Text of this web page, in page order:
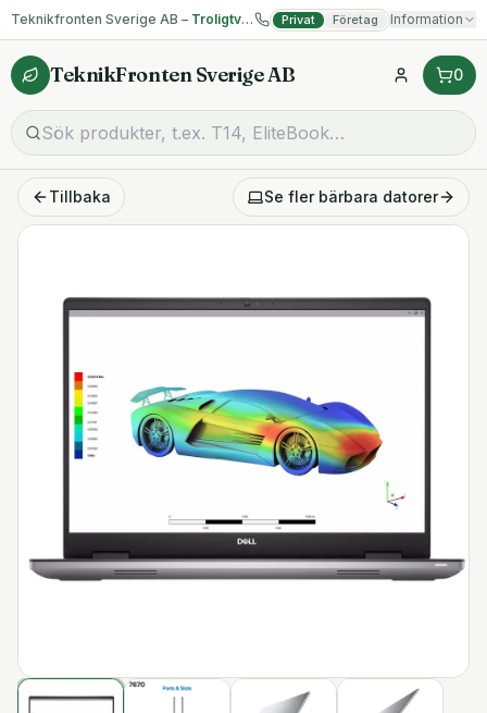
Teknikfronten Sverige AB – Troligtvis billigast på begagnad IT! Privat Företag Information
TeknikFronten Sverige AB 0
Tillbaka Se fler bärbara datorer